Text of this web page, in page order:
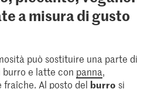
a misura di gusto
può sostituire una parte di
burro e latte con panna,
fraîche. Al posto del burro si